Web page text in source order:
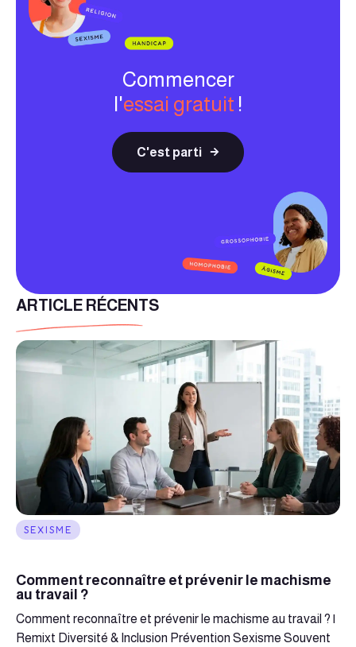
Commencer
l'essai gratuit !
C'est parti
ARTICLE RÉCENTS
SEXISME
Comment reconnaître et prévenir le machisme
au travail ?
Comment reconnaître et prévenir le machisme au travail ? |
Remixt Diversité & Inclusion Prévention Sexisme Souvent